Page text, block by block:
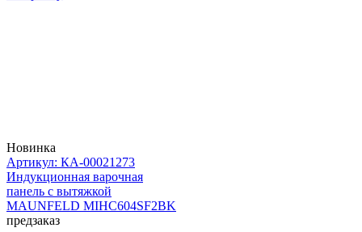
Новинка
Артикул: КА-00021273
Индукционная варочная
панель с вытяжкой
MAUNFELD MIHC604SF2BK
предзаказ